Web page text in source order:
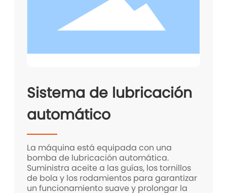
Sistema de lubricación
automático
La máquina está equipada con una
bomba de lubricación automática.
Suministra aceite a las guías, los tornillos
de bola y los rodamientos para garantizar
un funcionamiento suave y prolongar la